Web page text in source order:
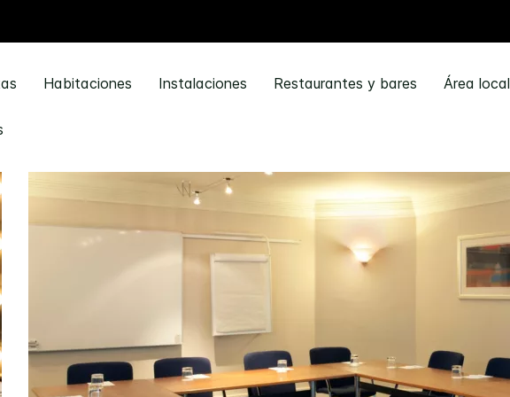
Habitaciones Instalaciones Restaurantes y bares Área local